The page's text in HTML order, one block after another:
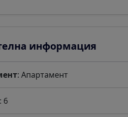
информация
: Апартамент
: 6